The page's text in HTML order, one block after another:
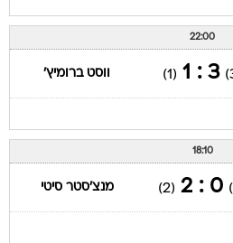
22:00
3 : 1
(1) ווסט ברומיץ'
18:10
0 : 2
(2) מנצ'סטר סיטי